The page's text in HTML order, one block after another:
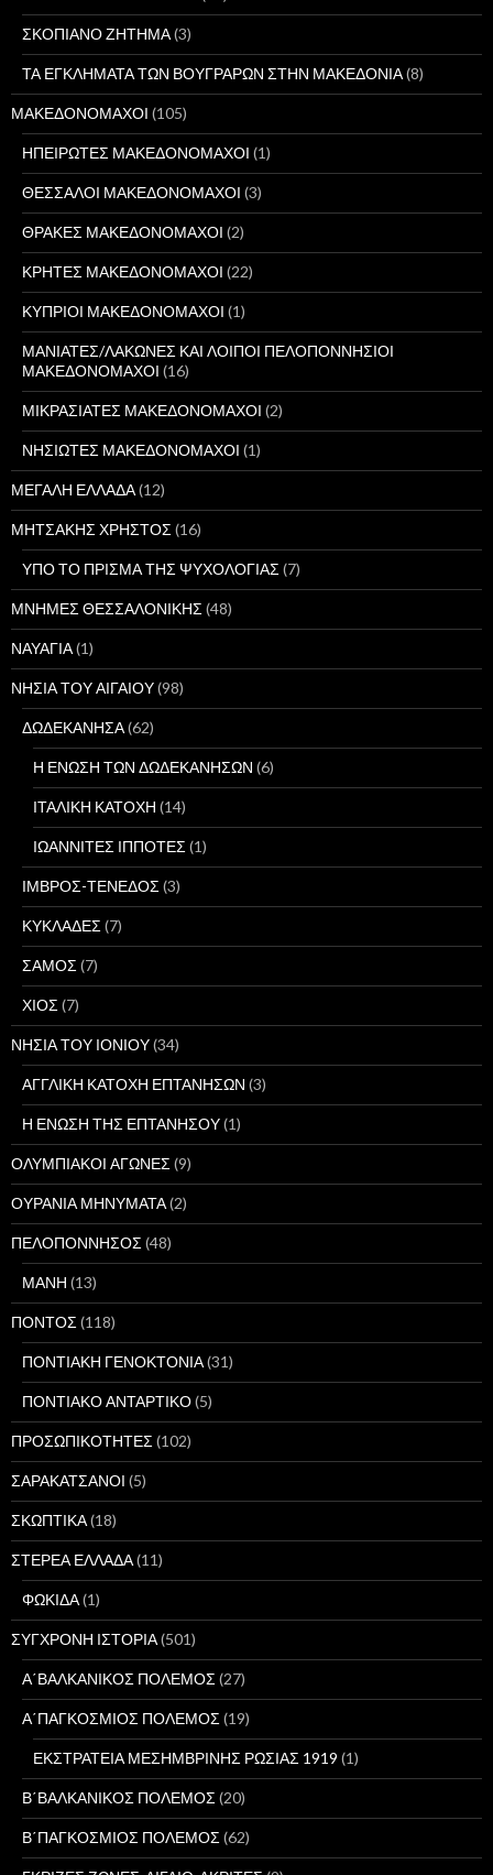
ΣΚΟΠΙΑΝΟ ΖΗΤΗΜΑ(3)
ΤΑ ΕΓΚΛΗΜΑΤΑ ΤΩΝ ΒΟΥΓΡΑΡΩΝ ΣΤΗΝ ΜΑΚΕΔΟΝΙΑ(8)
ΜΑΚΕΔΟΝΟΜΑΧΟΙ (105)
ΗΠΕΙΡΩΤΕΣ ΜΑΚΕΔΟΝΟΜΑΧΟΙ (1)
ΘΕΣΣΑΛΟΙ ΜΑΚΕΔΟΝΟΜΑΧΟΙ (3)
ΘΡΑΚΕΣ ΜΑΚΕΔΟΝΟΜΑΧΟΙ (2)
ΚΡΗΤΕΣ ΜΑΚΕΔΟΝΟΜΑΧΟΙ (22)
ΚΥΠΡΙΟΙ ΜΑΚΕΔΟΝΟΜΑΧΟΙ (1)
ΜΑΝΙΑΤΕΣ/ΛΑΚΩΝΕΣ ΚΑΙ ΛΟΙΠΟΙ ΠΕΛΟΠΟΝΝΗΣΙΟΙ
ΜΑΚΕΔΟΝΟΜΑΧΟΙ (16)
ΜΙΚΡΑΣΙΑΤΕΣ ΜΑΚΕΔΟΝΟΜΑΧΟΙ (2)
ΝΗΣΙΩΤΕΣ ΜΑΚΕΔΟΝΟΜΑΧΟΙ (1)
ΜΕΓΑΛΗ ΕΛΛΑΔΑ(12)
ΜΗΤΣΑΚΗΣ ΧΡΗΣΤΟΣ (16)
ΥΠΟ ΤΟ ΠΡΙΣΜΑ ΤΗΣ ΨΥΧΟΛΟΓΙΑΣ (7)
ΜΝΗΜΕΣ ΘΕΣΣΑΛΟΝΙΚΗΣ (48)
ΝΑΥΑΓΙΑ(1)
ΝΗΣΙΑ ΤΟΥ ΑΙΓΑΙΟΥ(98)
ΔΩΔΕΚΑΝΗΣΑ(62)
Η ΕΝΩΣΗ ΤΩΝ ΔΩΔΕΚΑΝΗΣΩΝ (6)
ΙΤΑΛΙΚΗ ΚΑΤΟΧΗ (14)
ΙΩΑΝΝΙΤΕΣ ΙΠΠΟΤΕΣ (1)
ΙΜΒΡΟΣ-ΤΕΝΕΔΟΣ (3)
ΚΥΚΛΑΔΕΣ (7)
ΣΑΜΟΣ (7)
ΧΙΟΣ (7)
ΝΗΣΙΑ ΤΟΥ ΙΟΝΙΟΥ(34)
ΑΓΓΛΙΚΗ ΚΑΤΟΧΗ ΕΠΤΑΝΗΣΩΝ (3)
Η ΕΝΩΣΗ ΤΗΣ ΕΠΤΑΝΗΣΟΥ(1)
ΟΛΥΜΠΙΑΚΟΙ ΑΓΩΝΕΣ (9)
ΟΥΡΑΝΙΑ ΜΗΝΥΜΑΤΑ(2)
ΠΕΛΟΠΟΝΝΗΣΟΣ (48)
ΜΑΝΗ (13)
ΠΟΝΤΟΣ (118)
ΠΟΝΤΙΑΚΗ ΓΕΝΟΚΤΟΝΙΑ(31)
ΠΟΝΤΙΑΚΟ ΑΝΤΑΡΤΙΚΟ(5)
ΠΡΟΣΩΠΙΚΟΤΗΤΕΣ (102)
ΣΑΡΑΚΑΤΣΑΝΟΙ (5)
ΣΚΩΠΤΙΚΑ(18)
ΣΤΕΡΕΑ ΕΛΛΑΔΑ(11)
ΦΩΚΙΔΑ(1)
ΣΥΓΧΡΟΝΗ ΙΣΤΟΡΙΑ(501)
Α΄ΒΑΛΚΑΝΙΚΟΣ ΠΟΛΕΜΟΣ (27)
Α΄ΠΑΓΚΟΣΜΙΟΣ ΠΟΛΕΜΟΣ (19)
ΕΚΣΤΡΑΤΕΙΑ ΜΕΣΗΜΒΡΙΝΗΣ ΡΩΣΙΑΣ 1919 (1)
Β΄ΒΑΛΚΑΝΙΚΟΣ ΠΟΛΕΜΟΣ (20)
Β΄ΠΑΓΚΟΣΜΙΟΣ ΠΟΛΕΜΟΣ (62)